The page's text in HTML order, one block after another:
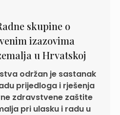
skupine o
izazovima
u Hrvatskoj
održan je sastanak
prijedloga i rješenja
zdravstvene zaštite
pri ulasku i radu u